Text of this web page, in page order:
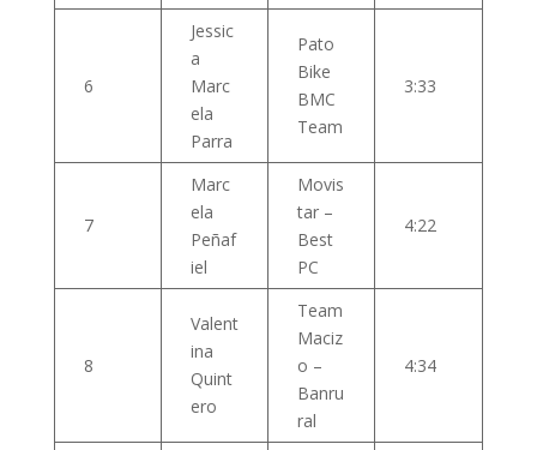
6
Jessic
a
Marc
ela
Parra
Pato
Bike
BMC
Team
3:33
7
Marc
ela
Peñaf
iel
Movis
tar –
Best
PC
4:22
8
Valent
ina
Quint
ero
Team
Maciz
o –
Banru
ral
4:34